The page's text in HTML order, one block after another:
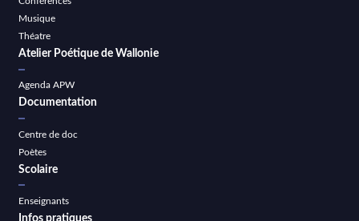
Musique
Théatre
Atelier Poétique de Wallonie
Agenda APW
Documentation
Centre de doc
Poètes
Scolaire
Enseignants
Infos pratiques